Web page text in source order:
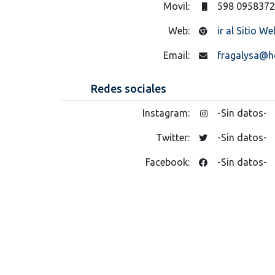
Movil: 598
Web: ir al Sitio
Email:
Redes sociales
Instagram: -Sin datos-
Twitter: -Sin datos-
Facebook: -Sin datos-